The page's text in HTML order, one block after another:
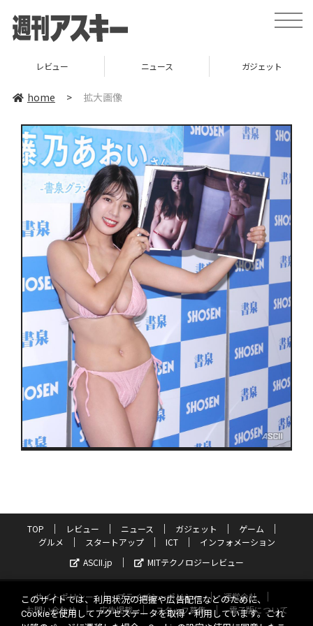
toggle
レビュー ニュース ガジェット
home > 拡大画像
TOP レビュー ニュース ガジェット
ゲーム
グルメ
スタートアップ ICT
インフォメーション
ASCII.jp
MITテクノロジーレビュー
サイトポリシー プライバシーポリシー
運営会社
お問い合わせ
広告掲載 スタッフ募集
電子版について
このサイトでは、利用状況の把握や広告配信などのために、
Cookieを使用してアクセスデータを取得・利用しています。これ